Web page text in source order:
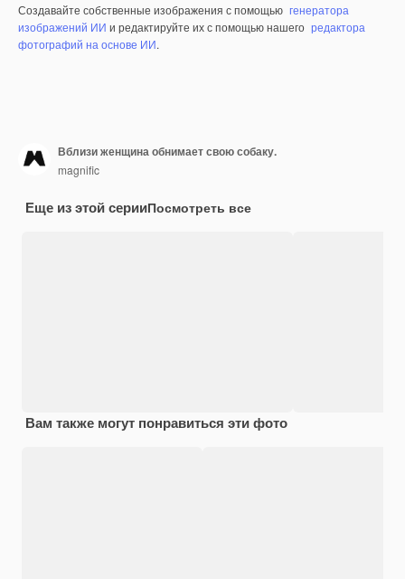
Создавайте собственные изображения с помощью генератора
изображений ИИ и редактируйте их с помощью нашего редактора
фотографий на основе ИИ.
Вблизи женщина обнимает свою собаку.
magnific
Еще из этой серииПосмотреть все
Вам также могут понравиться эти фото